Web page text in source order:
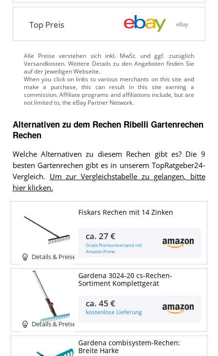
Top Preis eBay
Alle Preise verstehen sich inkl. MwSt. und ggf. zuzüglich
Versandkosten. Weitere Details zu den Angeboten finden Sie
auf der jeweiligen Webseite.
Alternativen zu dem Rechen Ribelli Gartenrechen
Rechen
Welche Alternativen zu diesem Rechen gibt es? Die 9
besten Gartenrechen gibt es in unserem TopRatgeber24-
Vergleich. Um zur Vergleichstabelle zu gelangen, bitte
hier klicken.
Details & Preise
Fiskars Rechen mit 14 Zinken
ca.27 €
Gratis Premiumversand mit
Amazon Prime
Details & Preise
Gardena 3024-20 cs-Rechen-
Sortiment Komplettgerät
ca.45 €
kostenlose Lieferung
Gardena combisystem-Rechen:
Breite Harke